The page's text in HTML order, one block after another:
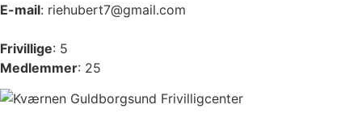
E-mail: riehubert7@gmail.com
Frivillige: 5
Medlemmer: 25